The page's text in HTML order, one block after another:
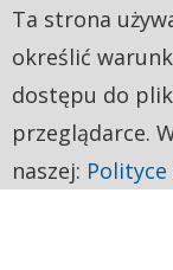
Ta strona
określić
dostępu do
przeglądarce.
naszej: Polityce